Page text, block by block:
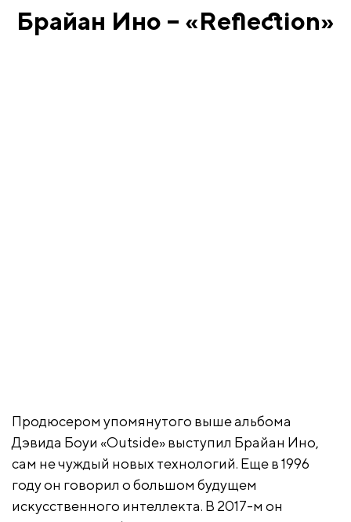
Брайан Ино – «Reflection»
Продюсером упомянутого выше альбома
Дэвида Боуи «Outside» выступил Брайан Ино,
сам не чуждый новых технологий. Еще в 1996
году он говорил о большом будущем
искусственного интеллекта. В 2017-м он